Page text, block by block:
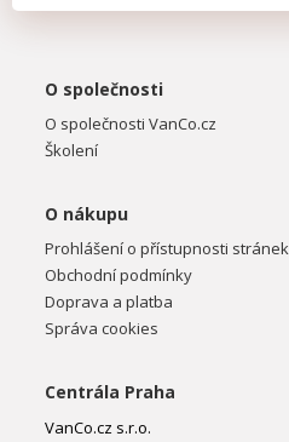
O společnosti
O společnosti VanCo.cz
Školení
O nákupu
Prohlášení o přístupnosti stránek
Obchodní podmínky
Doprava a platba
Správa cookies
Centrála Praha
VanCo.cz s.r.o.